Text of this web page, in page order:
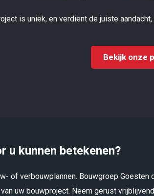
is uniek, en verdient de juiste
Bekijk onze
u kunnen betekenen?
of verbouwplannen. Bouwgroep Goesten
uw bouwproject. Neem gerust